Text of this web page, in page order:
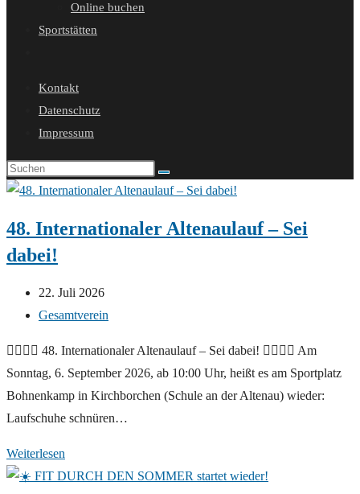
Online buchen
Sportstätten
umschalten
Kontakt
Datenschutz
Impressum
48. Internationaler Altenaulauf – Sei
dabei!
Beitrag
veröffentlicht:
22. Juli 2026
Beitrags-
Gesamtverein
🏃‍♀️🏃‍♂️ 48. Internationaler Altenaulauf – Sei dabei! 🏃‍♂️🏃‍♀️ Am
Sonntag, 6. September 2026, ab 10:00 Uhr, heißt es am Sportplatz
Bohnenkamp in Kirchborchen (Schule an der Altenau) wieder:
Laufschuhe schnüren…
Weiterlesen
Internationaler